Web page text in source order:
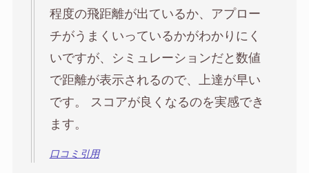
程度の飛距離が出ているか、アプロー
チがうまくいっているかがわかりにく
いですが、シミュレーションだと数値
で距離が表示されるので、上達が早い
です。 スコアが良くなるのを実感でき
ます。
口コミ引用